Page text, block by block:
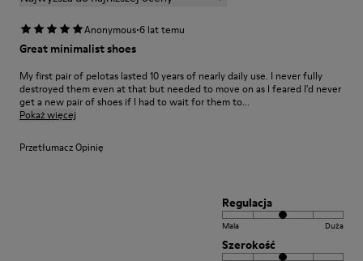
Anonymous·6 lat temu
Great minimalist shoes
My first pair of pelotas lasted 10 years of nearly daily use. I never fully
destroyed them even at that but needed to move on as I feared I'd never
get a new pair of shoes if I had to wait for them to...
Pokaż więcej
Przetłumacz Opinię
Regulacja
Mala Duża
Szerokość